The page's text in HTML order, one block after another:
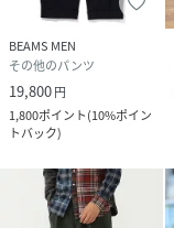
(
BEAMS MEN
その他のパンツ
19,800円
1,800ポイント(10%ポイン
トバック)